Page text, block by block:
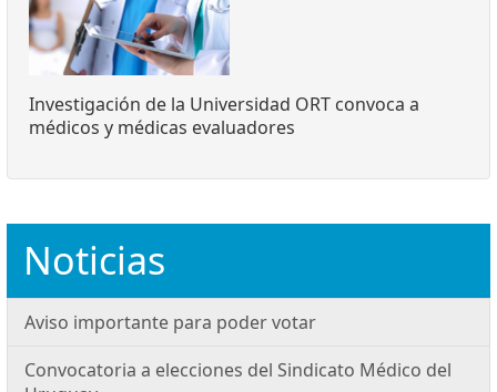
Investigación de la Universidad ORT convoca a
médicos y médicas evaluadores
Noticias
Aviso importante para poder votar
Convocatoria a elecciones del Sindicato Médico del